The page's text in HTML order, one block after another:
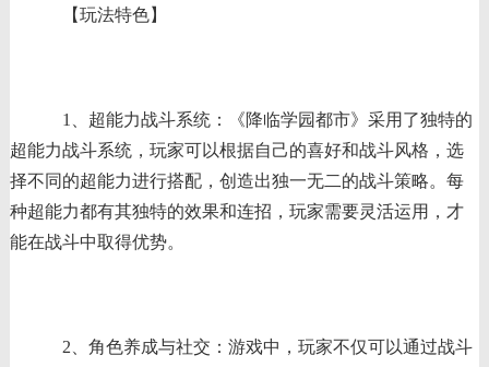
【玩法特色】
1、超能力战斗系统：《降临学园都市》采用了独特的
超能力战斗系统，玩家可以根据自己的喜好和战斗风格，选
择不同的超能力进行搭配，创造出独一无二的战斗策略。每
种超能力都有其独特的效果和连招，玩家需要灵活运用，才
能在战斗中取得优势。
2、角色养成与社交：游戏中，玩家不仅可以通过战斗